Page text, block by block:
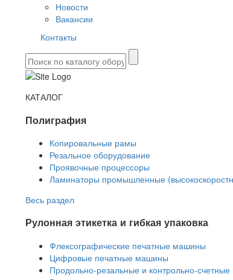
Новости
Вакансии
Контакты
КАТАЛОГ
Полиграфия
Копировальные рамы
Резальное оборудование
Проявочные процессоры
Ламинаторы промышленные
Весь раздел
Рулонная этикетка и гибкая упаковка
Флексографические печатные машины
Цифровые печатные машины
Продольно-резальные и контрольно-